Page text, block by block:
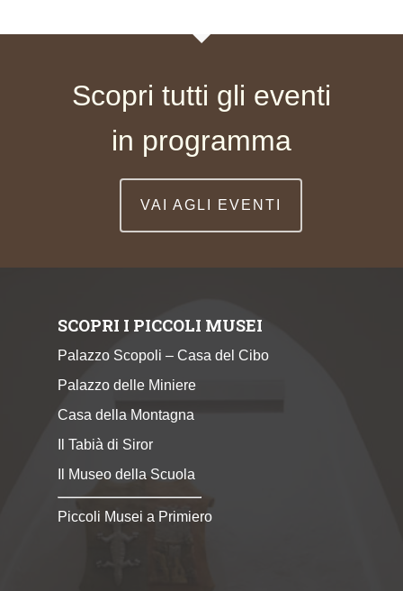
Scopri tutti gli eventi
in programma
VAI AGLI EVENTI
SCOPRI I PICCOLI MUSEI
Palazzo Scopoli – Casa del Cibo
Palazzo delle Miniere
Casa della Montagna
Il Tabià di Siror
Il Museo della Scuola
Piccoli Musei a Primiero